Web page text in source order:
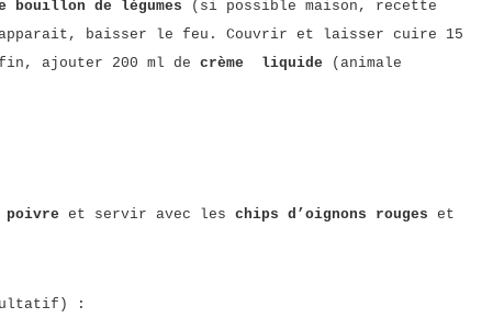
bouillon de légumes (si possible maison, recette
baisser le feu. Couvrir et laisser cuire 15
ajouter 200 ml de crème liquide
(animale
poivre et servir avec les chips d’oignons rouges et
: